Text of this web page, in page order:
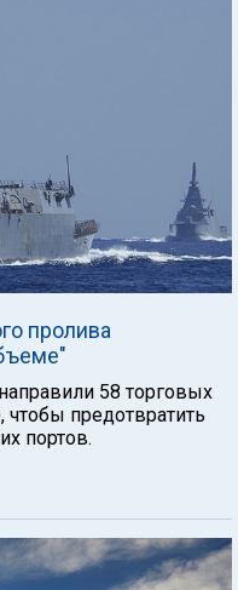
пролива
58 торговых
предотвратить
портов.